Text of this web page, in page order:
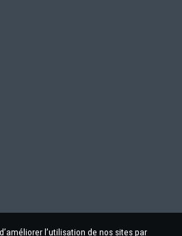
l’utilisation de nos sites par